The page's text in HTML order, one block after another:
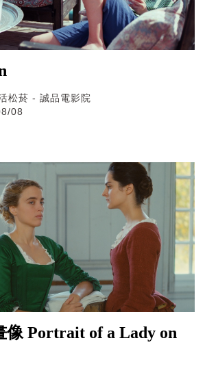
松菸 - 誠品電影院
08
像 Portrait of a Lady on